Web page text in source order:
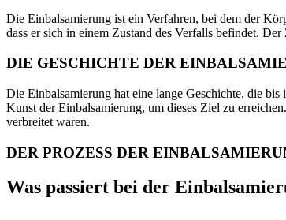
Die Einbalsamierung ist ein Verfahren, bei dem der
dass er sich in einem Zustand des Verfalls befindet.
DIE GESCHICHTE DER
Die Einbalsamierung hat eine lange Geschichte, die
Kunst der Einbalsamierung, um dieses Ziel zu
verbreitet waren.
DER PROZESS DER
Was passiert bei der